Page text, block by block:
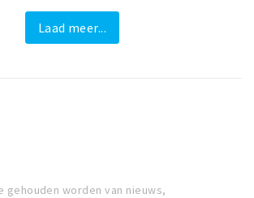
Laad meer...
gehouden worden van nieuws,